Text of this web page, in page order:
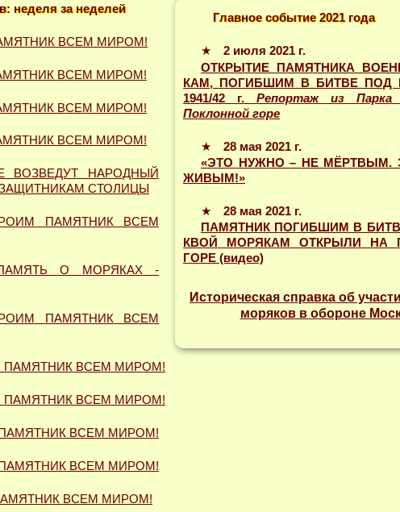
Главное событие 2021 года
★ 2 июля 2021 г.
ОТКРЫТИЕ ПАМЯТНИКА
КАМ, ПОГИБШИМ В БИТВЕ ПОД
1941/42 г. Репортаж из
Поклонной горе
★ 28 мая 2021 г.
«ЭТО НУЖНО – НЕ МЁРТВЫМ.
ЖИВЫМ!»
★ 28 мая 2021 г.
ПАМЯТНИК ПОГИБШИМ В
КВОЙ МОРЯКАМ ОТКРЫЛИ НА
ГОРЕ (видео)
Историческая справка об
моряков в обороне
неделя за неделей
ВСЕМ МИРОМ!
ВСЕМ МИРОМ!
ВСЕМ МИРОМ!
ВСЕМ МИРОМ!
ВОЗВЕДУТ НАРОДНЫЙ
СТОЛИЦЫ
ПАМЯТНИК ВСЕМ
О МОРЯКАХ -
ПАМЯТНИК ВСЕМ
ПАМЯТНИК ВСЕМ МИРОМ!
ПАМЯТНИК ВСЕМ МИРОМ!
ВСЕМ МИРОМ!
ВСЕМ МИРОМ!
ВСЕМ МИРОМ!